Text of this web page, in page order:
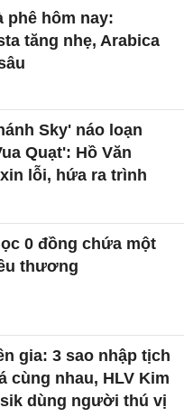
phê hôm nay:
tăng nhẹ, Arabica
Sky' náo loạn
Quạt': Hồ Văn
lỗi, hứa ra trình
0 đồng chứa một
thương
gia: 3 sao nhập tịch
cùng nhau, HLV Kim
dùng người thú vị